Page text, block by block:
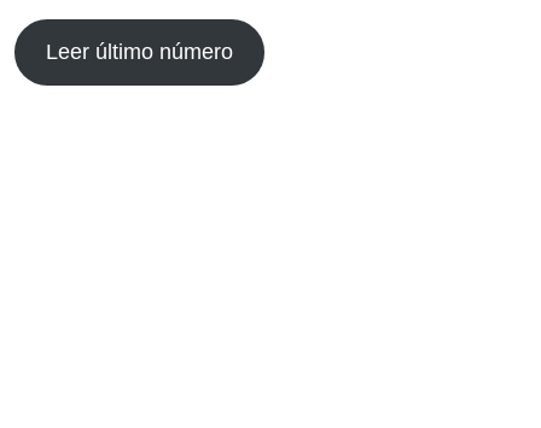
Leer último número